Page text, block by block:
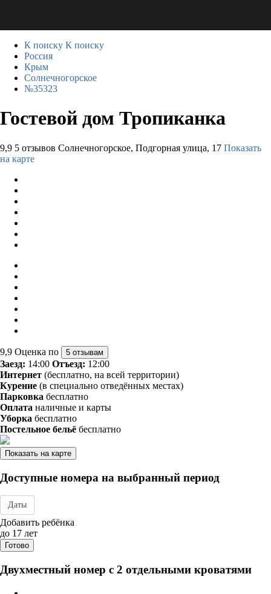
К поиску К поиску
Россия
Крым
Солнечногорское
№35323
Гостевой дом Тропиканка
9,9 5 отзывов Солнечногорское, Подгорная улица, 17 Показать
на карте
9,9 Оценка по 5 отзывам
Заезд: 14:00 Отъезд: 12:00
Интернет (бесплатно, на всей территории)
Курение (в специально отведённых местах)
Парковка бесплатно
Оплата наличные и карты
Уборка бесплатно
Постельное бельё бесплатно
Показать на карте
Доступные номера на выбранный период
Даты
Дата заезда - отъезда
Добавить ребёнка
до 17 лет
Готово
Двухместный номер с 2 отдельными кроватями